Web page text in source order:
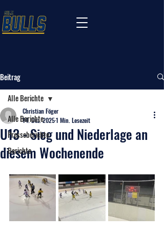
Beitrag
Alle Berichte
Presseberichte
Berichte
Alle Berichte
U13 - Sieg und Niederlage an
diesem Wochenende
Christian Föger
14. Dez. 20251 Min. Lesezeit